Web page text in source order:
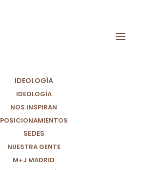
IDEOLOGÍA
IDEOLOGÍA
NOS INSPIRAN
POSICIONAMIENTOS
SEDES
NUESTRA GENTE
M+J MADRID
Sindicatos